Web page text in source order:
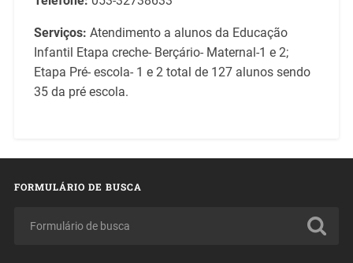
Serviços: Atendimento a alunos da Educação
Infantil Etapa creche- Berçário- Maternal-1 e 2;
Etapa Pré- escola- 1 e 2 total de 127 alunos sendo
35 da pré escola.
FORMULÁRIO DE BUSCA